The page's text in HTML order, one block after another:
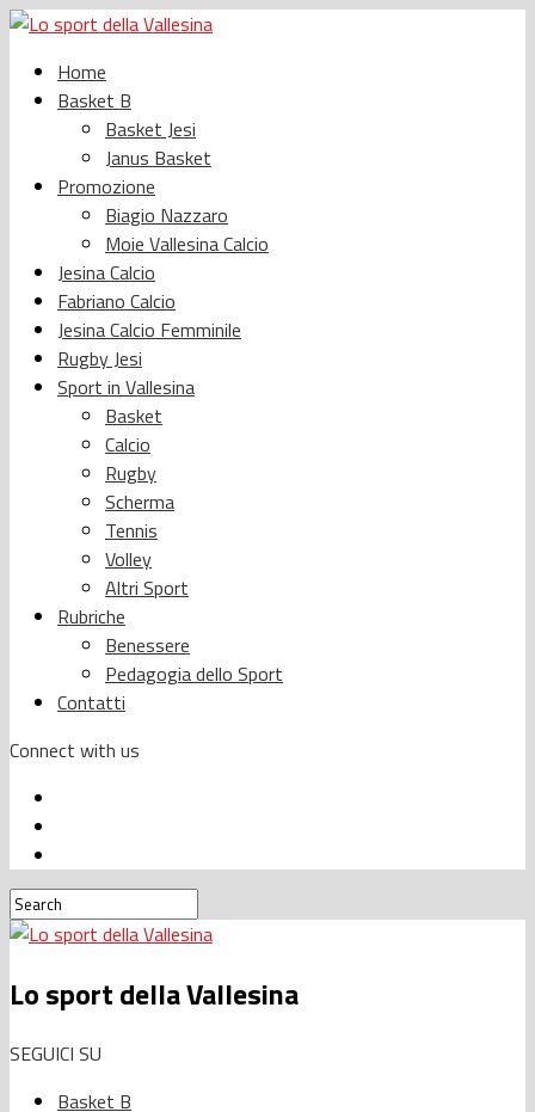
Home
Basket B
Basket Jesi
Janus Basket
Promozione
Biagio Nazzaro
Moie Vallesina Calcio
Jesina Calcio
Fabriano Calcio
Jesina Calcio Femminile
Rugby Jesi
Sport in Vallesina
Basket
Calcio
Rugby
Scherma
Tennis
Volley
Altri Sport
Rubriche
Benessere
Pedagogia dello Sport
Contatti
Connect with us
Lo sport della Vallesina
SEGUICI SU
Basket B